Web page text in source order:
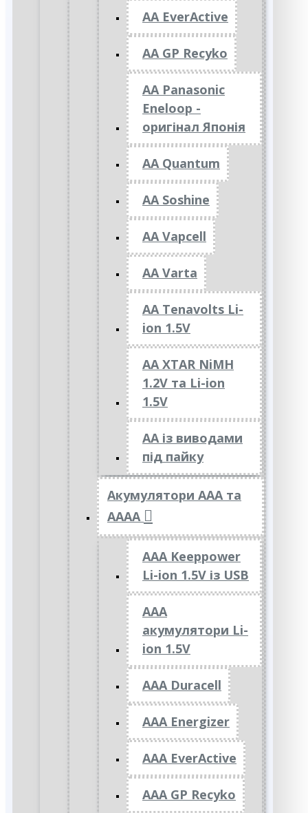
AA EverActive
AA GP Recyko
AA Panasonic
Eneloop -
оригінал Японія
AA Quantum
AA Soshine
AA Vapcell
AA Varta
AA Tenavolts Li-
ion 1.5V
AA XTAR NiMH
1.2V та Li-ion
1.5V
АА із виводами
під пайку
Акумулятори ААА та
АААА
AAA Keeppower
Li-ion 1.5V із USB
ААА
акумулятори Li-
ion 1.5V
AAA Duracell
AAA Energizer
AAA EverActive
AAA GP Recyko